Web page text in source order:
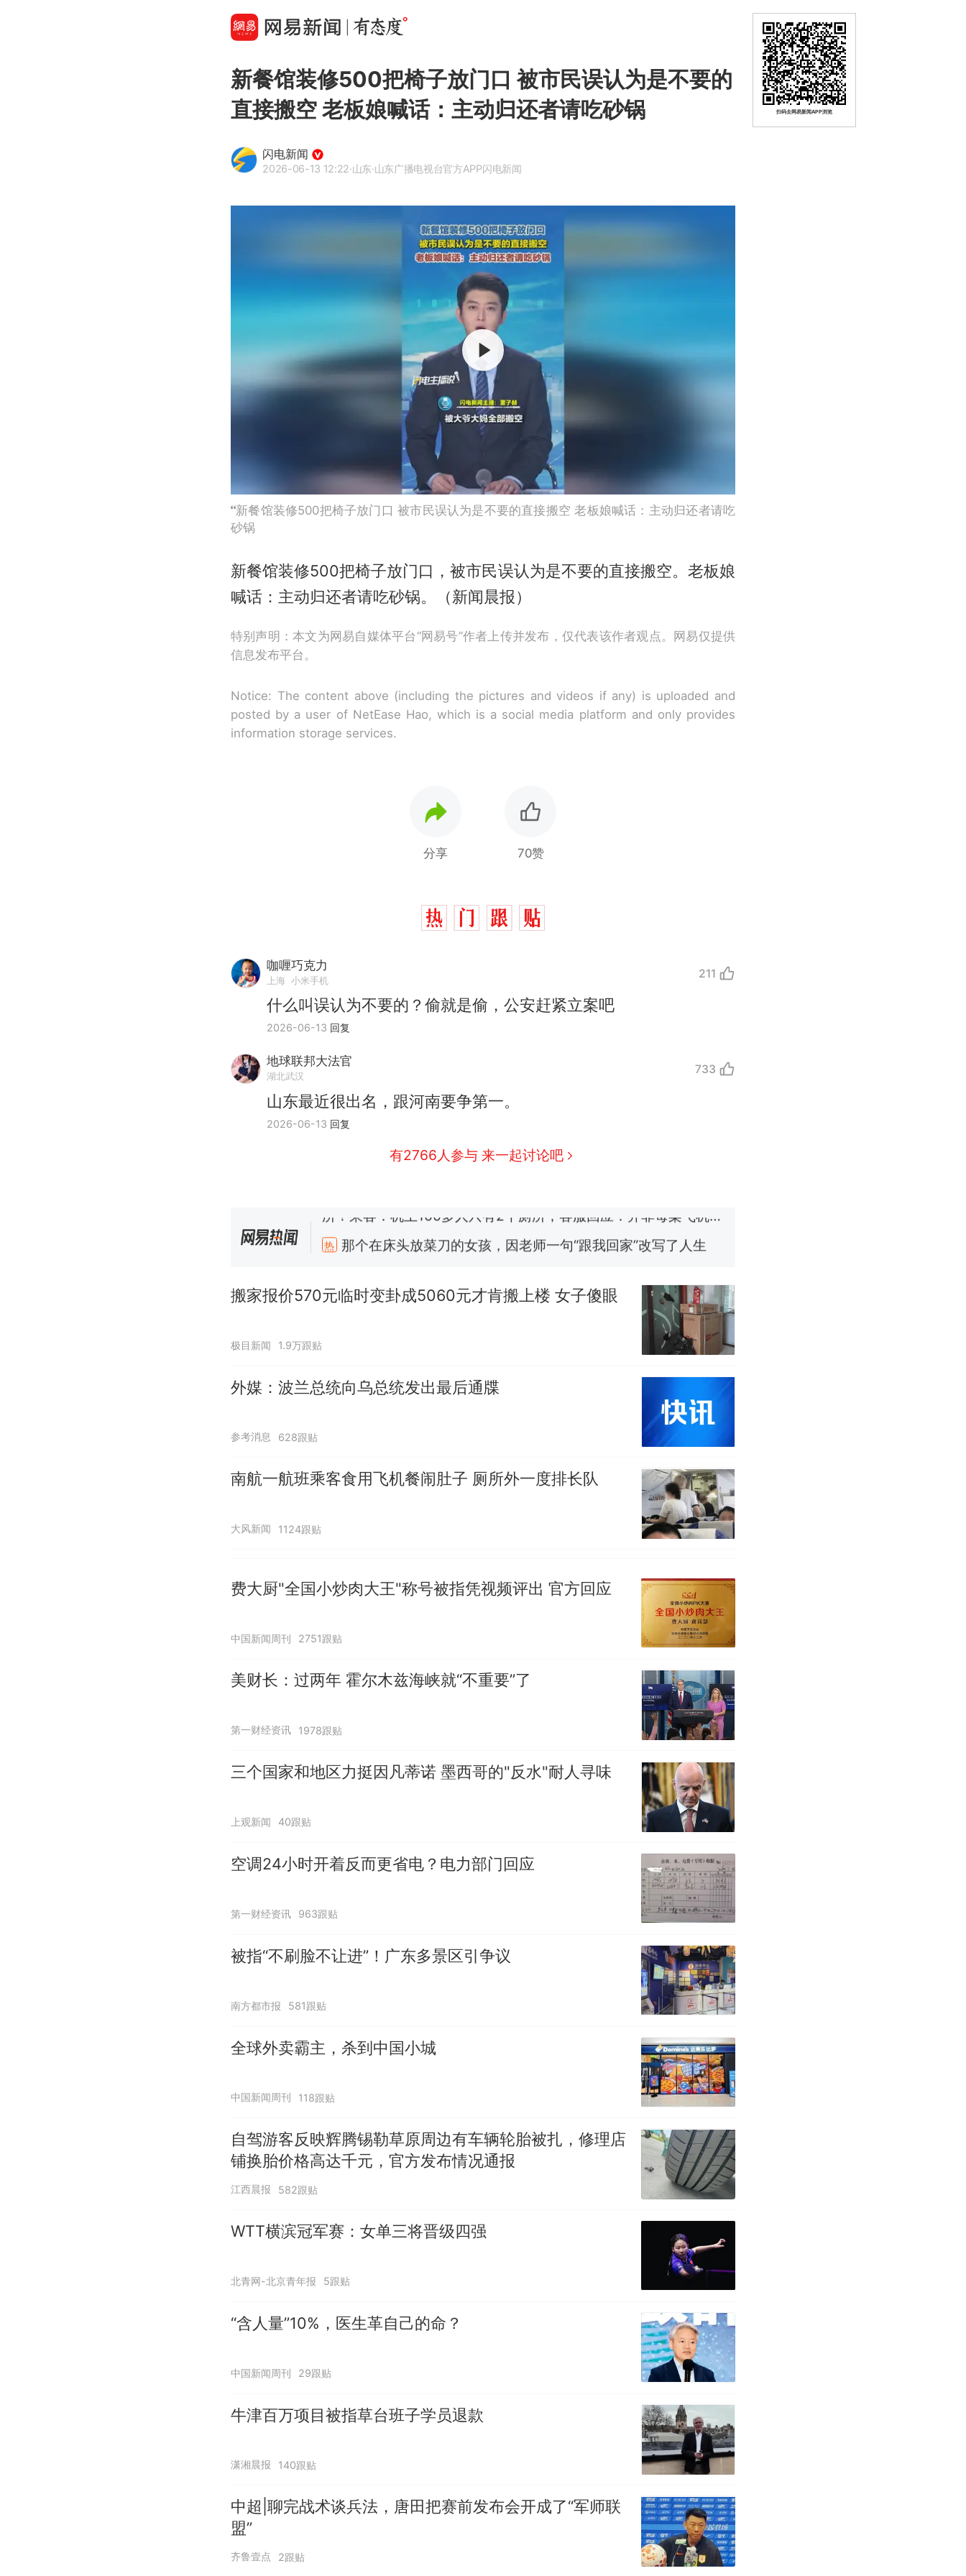
新餐馆装修500把椅子放门口 被市民误认为是不要的
直接搬空 老板娘喊话：主动归还者请吃砂锅
闪电新闻
2026-06-13 12:22·山东·山东广播电视台官方APP闪电新闻
新餐馆装修500把椅子放门口 被市民误认为是不要的直接搬空 老板娘喊话：主动归还者请吃
砂锅
新餐馆装修500把椅子放门口，被市民误认为是不要的直接搬空。老板娘
喊话：主动归还者请吃砂锅。（新闻晨报）
特别声明：本文为网易自媒体平台“网易号”作者上传并发布，仅代表该作者观点。网易仅提供
信息发布平台。
Notice: The content above (including the pictures and videos if any) is uploaded and
posted by a user of NetEase Hao, which is a social media platform and only provides
information storage services.
分享 70赞
咖喱巧克力
上海 小米手机
211
什么叫误认为不要的？偷就是偷，公安赶紧立案吧
2026-06-13 回复
地球联邦大法官
湖北武汉
733
山东最近很出名，跟河南要争第一。
2026-06-13 回复
有2766人参与 来一起讨论吧
热 那个在床头放菜刀的女孩，因老师一句“跟我回家”改写了人生
了……
佛山一中学招聘物理教师，笔试前13名均遭淘汰？教育局：已叫停
“不建议大家买深色蛋糕”上热搜，网友：天塌了！
南航一航班疑向乘客发放西梅汁，致多名乘客在飞行途中排队上厕
所！乘客：机上100多人只有2个厕所；客服回应：并非每架飞机都
热 那个在床头放菜刀的女孩，因老师一句“跟我回家”改写了人生
搬家报价570元临时变卦成5060元才肯搬上楼 女子傻眼
极目新闻 1.9万跟贴
外媒：波兰总统向乌总统发出最后通牒
参考消息 628跟贴
南航一航班乘客食用飞机餐闹肚子 厕所外一度排长队
大风新闻 1124跟贴
费大厨"全国小炒肉大王"称号被指凭视频评出 官方回应
中国新闻周刊 2751跟贴
美财长：过两年 霍尔木兹海峡就“不重要”了
第一财经资讯 1978跟贴
三个国家和地区力挺因凡蒂诺 墨西哥的"反水"耐人寻味
上观新闻 40跟贴
空调24小时开着反而更省电？电力部门回应
第一财经资讯 963跟贴
被指“不刷脸不让进”！广东多景区引争议
南方都市报 581跟贴
全球外卖霸主，杀到中国小城
中国新闻周刊 118跟贴
自驾游客反映辉腾锡勒草原周边有车辆轮胎被扎，修理店
铺换胎价格高达千元，官方发布情况通报
江西晨报 582跟贴
WTT横滨冠军赛：女单三将晋级四强
北青网-北京青年报 5跟贴
“含人量”10%，医生革自己的命？
中国新闻周刊 29跟贴
牛津百万项目被指草台班子学员退款
潇湘晨报 140跟贴
中超|聊完战术谈兵法，唐田把赛前发布会开成了“军师联
盟”
齐鲁壹点 2跟贴
扫码去网易新闻APP浏览